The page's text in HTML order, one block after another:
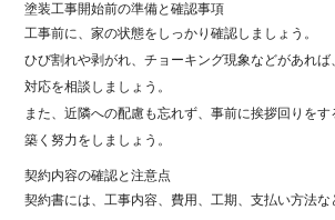
塗装工事開始前の準備と確認事項
工事前に、家の状態をしっかり確認しましょう。
ひび割れや剥がれ、チョーキング現象などがあれ
対応を相談しましょう。
また、近隣への配慮も忘れず、事前に挨拶回りを
築く努力をしましょう。
契約内容の確認と注意点
契約書には、工事内容、費用、工期、支払い方法